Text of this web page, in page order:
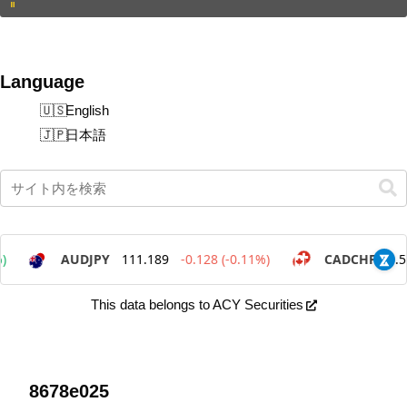
Language
English
日本語
This data belongs to ACY Securities
8678e025